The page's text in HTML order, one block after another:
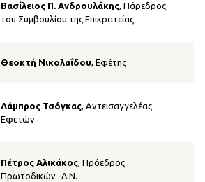
Βασίλειος Π. Ανδρουλάκης, Πάρεδρος
του Συμβουλίου της Επικρατείας
Θεοκτή Νικολαΐδου, Εφέτης
Λάμπρος Τσόγκας, Αντεισαγγελέας
Εφετών
Πέτρος Αλικάκος, Πρόεδρος
Πρωτοδικών -Δ.Ν.